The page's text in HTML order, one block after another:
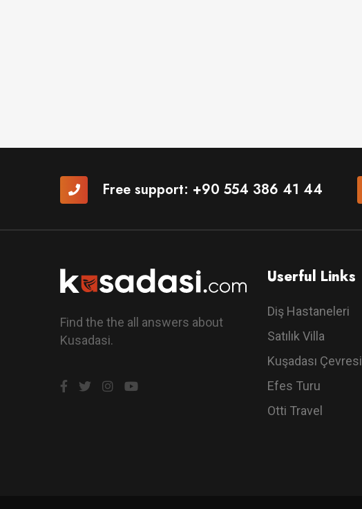
Free support: +90 554 386 41 44
Find the the all answers about
Kusadasi.
Userful Links
Diş Hastaneleri
Satılık Villa
Kuşadası Çevresi
Efes Turu
Otti Travel